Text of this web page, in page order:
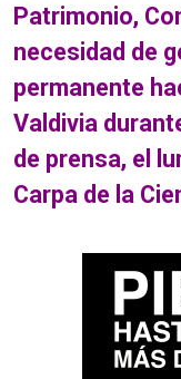
Patrimonio,
necesidad de
permanente
Valdivia
de prensa, el
Carpa de la